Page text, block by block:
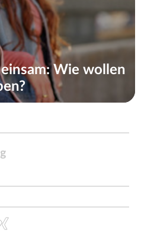
Wie wollen